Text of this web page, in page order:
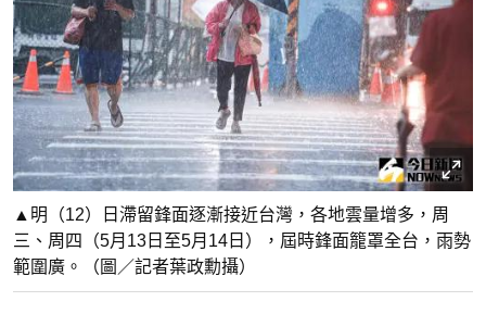
▲明（12）日滯留鋒面逐漸接近台灣，各地雲量增多，周
三、周四（5月13日至5月14日），屆時鋒面籠罩全台，雨勢
範圍廣。（圖／記者葉政勳攝）